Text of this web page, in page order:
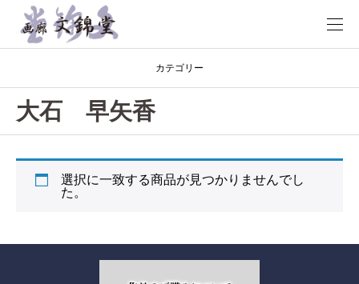
カテゴリー
大石 早矢香
選択に一致する商品が見つかりませんでし
た。